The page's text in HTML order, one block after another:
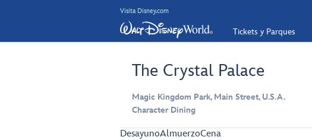
Visita Disney.com
Tickets y Parques
The Crystal Palace
Magic Kingdom Park, Main Street, U.S.A.
Character Dining
DesayunoAlmuerzoCena